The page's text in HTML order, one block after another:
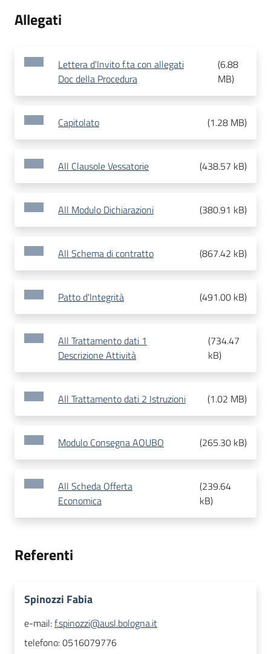
Allegati
Lettera d'Invito f.ta con allegati
Doc della Procedura
(6.88
MB)
Capitolato (1.28 MB)
All Clausole Vessatorie (438.57 kB)
All Modulo Dichiarazioni (380.91 kB)
All Schema di contratto (867.42 kB)
Patto d'Integrità (491.00 kB)
All Trattamento dati 1
Descrizione Attività
(734.47
kB)
All Trattamento dati 2 Istruzioni (1.02 MB)
Modulo Consegna AOUBO (265.30 kB)
All Scheda Offerta
Economica
(239.64
kB)
Referenti
Spinozzi Fabia
e-mail:f.spinozzi@ausl.bologna.it
telefono:0516079776